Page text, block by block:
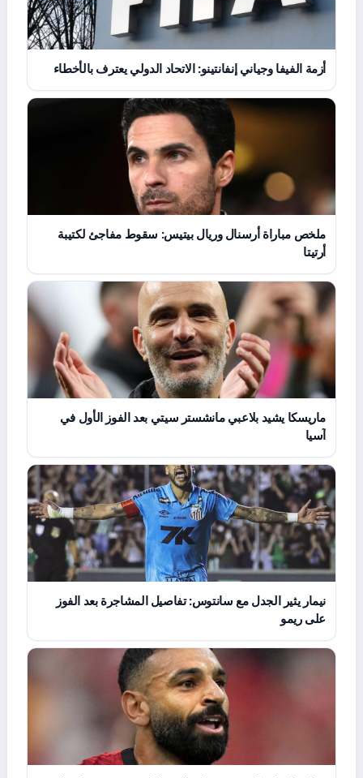
أزمة الفيفا وجياني إنفانتينو: الاتحاد الدولي يعترف بالأخطاء
ملخص مباراة أرسنال وريال بيتيس: سقوط مفاجئ لكتيبة
أرتيتا
ماريسكا يشيد بلاعبي مانشستر سيتي بعد الفوز الأول في
آسيا
نيمار يثير الجدل مع سانتوس: تفاصيل المشاجرة بعد الفوز
على ريمو